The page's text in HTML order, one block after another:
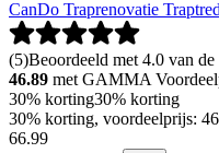
CanDo Traprenovatie
(5)Beoordeeld met 4.0 van
46.89 met GAMMA
30% korting30% korting
30% korting, voordeelprijs:
66.99